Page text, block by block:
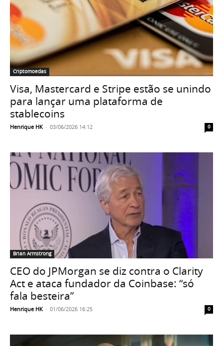
Criptomoedas
Visa, Mastercard e Stripe estão se unindo
para lançar uma plataforma de
stablecoins
Henrique HK - 03/06/2026 14:12 0
Brian Armstrong
CEO do JPMorgan se diz contra o Clarity
Act e ataca fundador da Coinbase: “só
fala besteira”
Henrique HK - 01/06/2026 16:25 0